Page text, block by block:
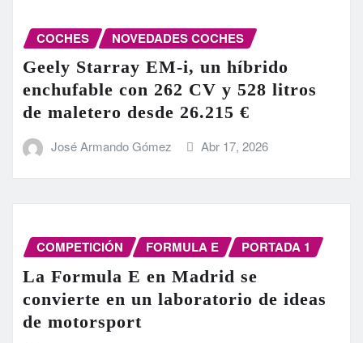
COCHES NOVEDADES COCHES
Geely Starray EM-i, un híbrido
enchufable con 262 CV y 528 litros
de maletero desde 26.215 €
José Armando Gómez Abr 17, 2026
COMPETICIÓN FORMULA E PORTADA 1
La Formula E en Madrid se
convierte en un laboratorio de ideas
de motorsport